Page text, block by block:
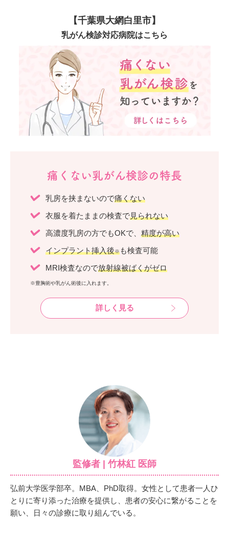
【千葉県大網白里市】
乳がん検診対応病院はこちら
痛くない乳がん検診の特長
乳房を挟まないので痛くない
衣服を着たままの検査で見られない
高濃度乳房の方でもOKで、 精度が高い
インプラント挿入後※ も検査可能
MRI検査なので放射線被ばくがゼロ
※豊胸術や乳がん術後に入れます。
詳しく見る
監修者 | 竹林紅 医師
弘前大学医学部卒。MBA、PhD取得。女性として患者一人ひ
とりに寄り添った治療を提供し、患者の安心に繋がることを
願い、日々の診療に取り組んでいる。